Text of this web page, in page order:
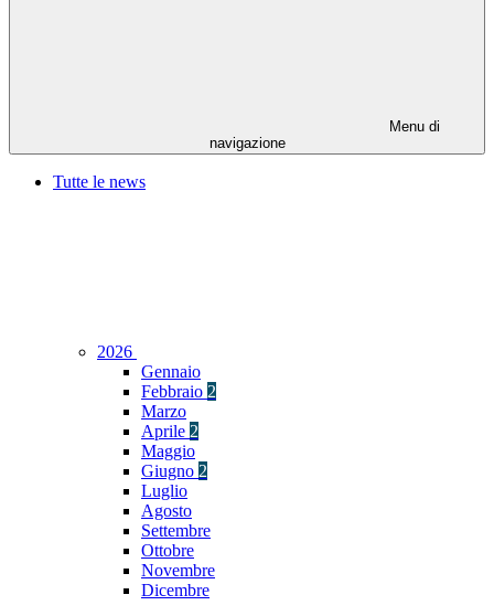
Menu di
navigazione
Tutte le news
2026
Gennaio
Febbraio 2
Marzo
Aprile 2
Maggio
Giugno 2
Luglio
Agosto
Settembre
Ottobre
Novembre
Dicembre